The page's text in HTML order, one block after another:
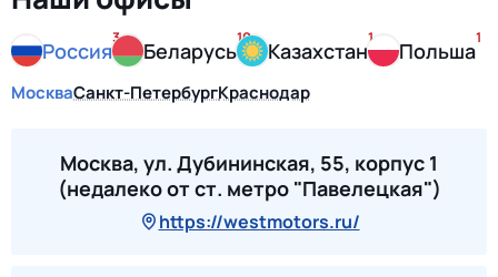
Россия
3
Беларусь
10
Казахстан
1
Польша
1
МоскваСанкт-ПетербургКраснодар
Москва, ул. Дубининская, 55, корпус 1
(недалеко от ст. метро "Павелецкая")
https://westmotors.ru/